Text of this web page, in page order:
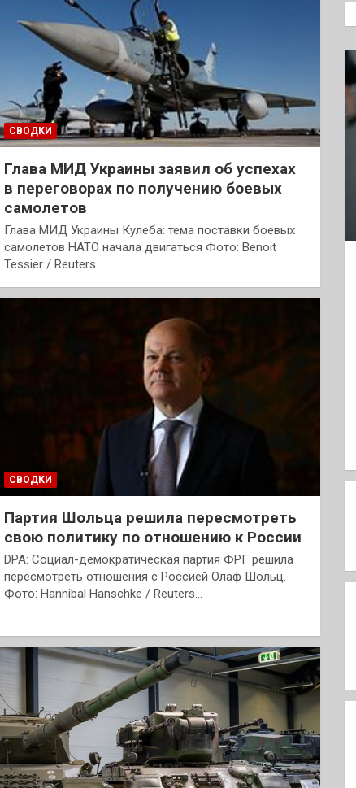
СВОДКИ
Глава МИД Украины заявил об успехах
в переговорах по получению боевых
самолетов
Глава МИД Украины Кулеба: тема поставки боевых
самолетов НАТО начала двигаться Фото: Benoit
Tessier / Reuters…
СВОДКИ
Партия Шольца решила пересмотреть
свою политику по отношению к России
DPA: Социал-демократическая партия ФРГ решила
пересмотреть отношения с Россией Олаф Шольц.
Фото: Hannibal Hanschke / Reuters…